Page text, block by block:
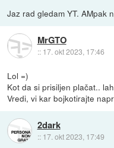
Jaz rad gledam YT. AMpak
MrGTO
:: 17. okt 2023, 17:46
Lol =)
Kot da si prisiljen plačat..
Vredi, vi kar bojkotirajte
2dark
:: 17. okt 2023, 17:49